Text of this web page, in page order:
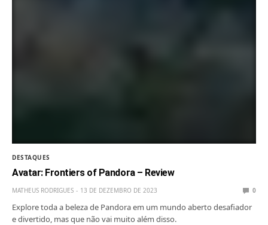
DESTAQUES
Avatar: Frontiers of Pandora – Review
MATHEUS RODRIGUES 13 DE DEZEMBRO DE 2023 0
Explore toda a beleza de Pandora em um mundo aberto desafiador
e divertido, mas que não vai muito além disso.